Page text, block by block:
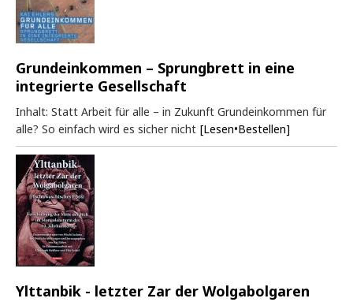
Grundeinkommen – Sprungbrett in eine
integrierte Gesellschaft
Inhalt: Statt Arbeit für alle – in Zukunft Grundeinkommen für
alle? So einfach wird es sicher nicht [Lesen•Bestellen]
Ylttanbik - letzter Zar der Wolgabolgaren